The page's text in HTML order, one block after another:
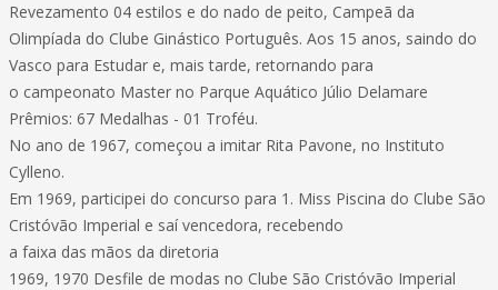
Revezamento 04 estilos e do nado de peito, Campeã da
Olimpíada do Clube Ginástico Português. Aos 15 anos, saindo do
Vasco para Estudar e, mais tarde, retornando para
o campeonato Master no Parque Aquático Júlio Delamare
Prêmios: 67 Medalhas - 01 Troféu.
No ano de 1967, começou a imitar Rita Pavone, no Instituto
Cylleno.
Em 1969, participei do concurso para 1. Miss Piscina do Clube São
Cristóvão Imperial e saí vencedora, recebendo
a faixa das mãos da diretoria
1969, 1970 Desfile de modas no Clube São Cristóvão Imperial